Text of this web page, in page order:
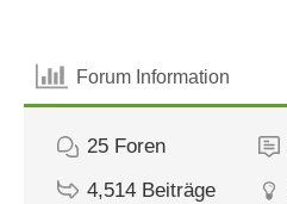
Forum Information
25 Foren
4,514 Beiträge